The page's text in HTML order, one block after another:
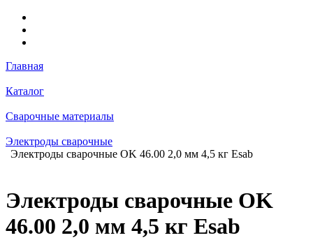
Главная
Каталог
Сварочные материалы
Электроды сварочные
Электроды сварочные OK 46.00 2,0 мм 4,5 кг Esab
Электроды сварочные OK
46.00 2,0 мм 4,5 кг Esab